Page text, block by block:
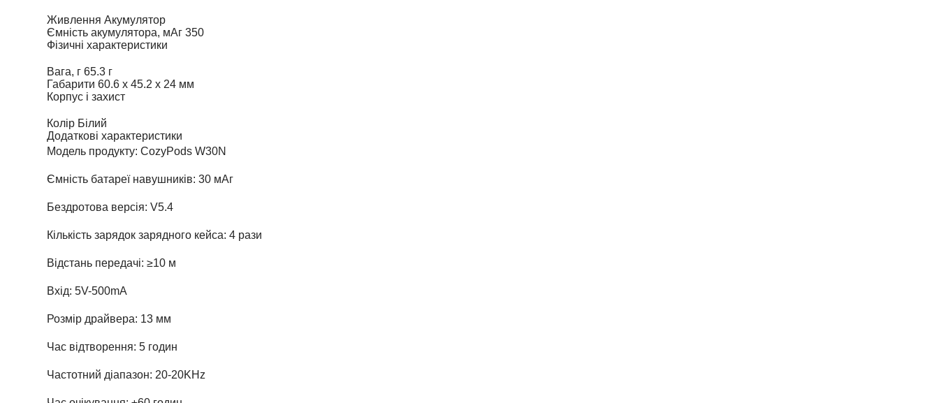
Живлення Акумулятор
Ємність акумулятора, мАг 350
Фізичні характеристики
Вага, г 65.3 г
Габарити 60.6 х 45.2 х 24 мм
Корпус і захист
Колір Білий
Додаткові характеристики
Модель продукту: CozyPods W30N
Ємність батареї навушників: 30 мАг
Бездротова версія: V5.4
Кількість зарядок зарядного кейса: 4 рази
Відстань передачі: ≥10 м
Вхід: 5V-500mA
Розмір драйвера: 13 мм
Час відтворення: 5 годин
Частотний діапазон: 20-20KHz